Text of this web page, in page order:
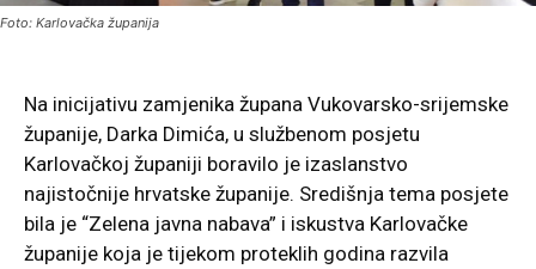
Foto: Karlovačka županija
Na inicijativu zamjenika župana Vukovarsko-srijemske
županije, Darka Dimića, u službenom posjetu
Karlovačkoj županiji boravilo je izaslanstvo
najistočnije hrvatske županije. Središnja tema posjete
bila je “Zelena javna nabava” i iskustva Karlovačke
županije koja je tijekom proteklih godina razvila